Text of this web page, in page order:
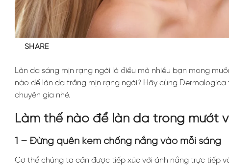
SHARE
Làn da sáng mịn rạng ngời là điều mà nhiều bạn mong
nào để làn da trắng mịn rạng ngời? Hãy cùng
chuyên gia nhé.
Làm thế nào để làn da trong mướt
1 – Đừng quên kem chống nắng vào mỗi sáng
Cơ thể chúng ta cần được tiếp xúc với ánh nắng trực tiếp